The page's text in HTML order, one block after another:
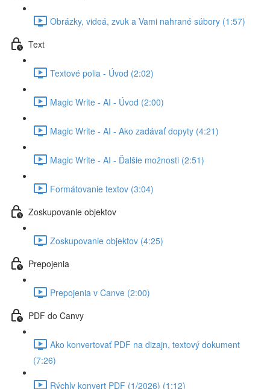
Obrázky, videá, zvuk a Vami nahrané súbory (1:57)
Text
Textové polia - Úvod (2:02)
Magic Write - AI - Úvod (2:00)
Magic Write - AI - Ako zadávať dopyty (4:21)
Magic Write - AI - Ďalšie možnosti (2:51)
Formátovanie textov (3:04)
Zoskupovanie objektov
Zoskupovanie objektov (4:25)
Prepojenia
Prepojenia v Canve (2:00)
PDF do Canvy
Ako konvertovať PDF na dizajn, textový dokument
(7:26)
Rýchly konvert PDF (1/2026) (1:12)